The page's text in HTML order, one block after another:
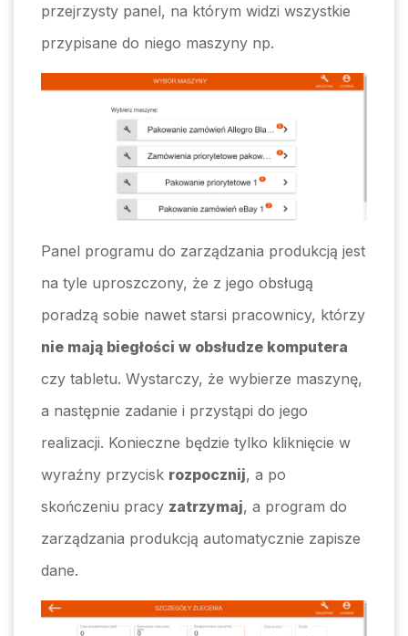
przejrzysty panel, na którym widzi wszystkie
przypisane do niego maszyny np.
Panel programu do zarządzania produkcją jest
na tyle uproszczony, że z jego obsługą
poradzą sobie nawet starsi pracownicy, którzy
nie mają biegłości w obsłudze komputera
czy tabletu. Wystarczy, że wybierze maszynę,
a następnie zadanie i przystąpi do jego
realizacji. Konieczne będzie tylko kliknięcie w
wyraźny przycisk rozpocznij, a po
skończeniu pracy zatrzymaj, a program do
zarządzania produkcją automatycznie zapisze
dane.